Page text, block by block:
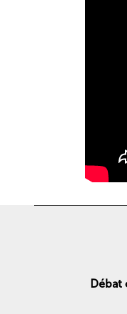
Débat contradictoire sur la transition